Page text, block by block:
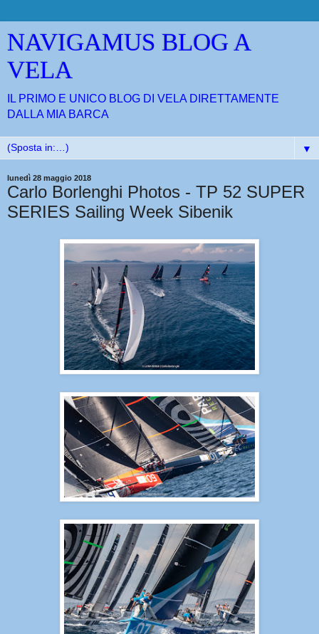
NAVIGAMUS BLOG A
VELA
IL PRIMO E UNICO BLOG DI VELA DIRETTAMENTE
DALLA MIA BARCA
▼
lunedì 28 maggio 2018
Carlo Borlenghi Photos - TP 52 SUPER
SERIES Sailing Week Sibenik